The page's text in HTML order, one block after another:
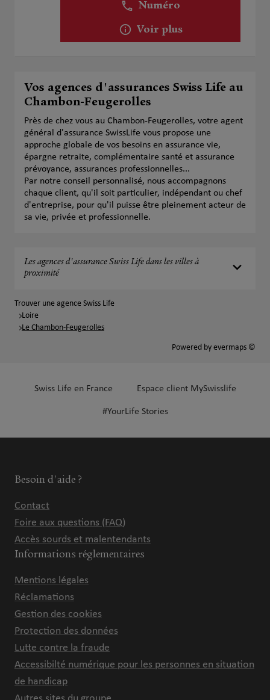
Numéro
Voir plus
Vos agences d'assurances Swiss Life au
Chambon-Feugerolles
Près de chez vous au Chambon-Feugerolles, votre agent
général d'assurance SwissLife vous propose une
approche globale de vos besoins en assurance vie,
épargne retraite, complémentaire santé et assurance
prévoyance, assurances professionnelles...
Par notre conseil personnalisé, nous accompagnons
chaque client, qu'il soit particulier, indépendant ou chef
d'entreprise, pour qu'il puisse être pleinement acteur de
sa vie, privée et professionnelle.
Les agences d'assurance Swiss Life dans les villes à
proximité
Trouver une agence Swiss Life
Loire
Le Chambon-Feugerolles
Powered by evermaps ©
Swiss Life en France Espace client MySwisslife
#YourLife Stories
Besoin d'aide ?
Contact
Foire aux questions (FAQ)
Accès sourds et malentendants
Informations réglementaires
Mentions légales
Réclamations
Gestion des cookies
Protection des données
Lutte contre la fraude
Accessibilté numérique pour les personnes en situation
de handicap